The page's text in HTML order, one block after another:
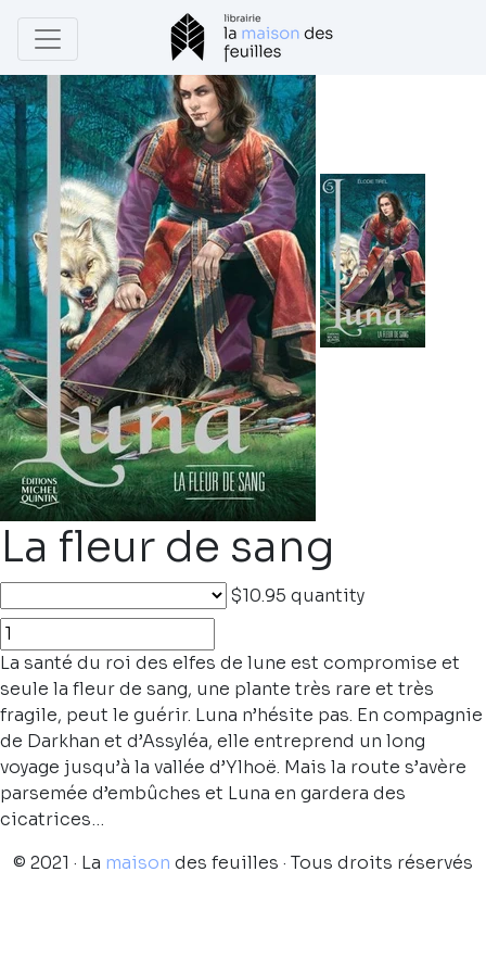
La fleur de sang
$10.95 quantity
La santé du roi des elfes de lune est compromise et
seule la fleur de sang, une plante très rare et très
fragile, peut le guérir. Luna n’hésite pas. En compagnie
de Darkhan et d’Assyléa, elle entreprend un long
voyage jusqu’à la vallée d’Ylhoë. Mais la route s’avère
parsemée d’embûches et Luna en gardera des
cicatrices…
© 2021 · La maison des feuilles · Tous droits réservés